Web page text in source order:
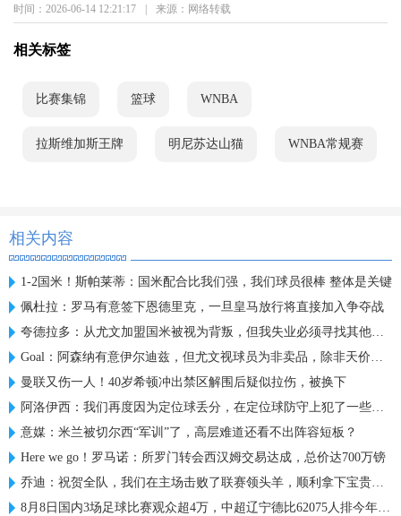
时间：2026-06-14 12:21:17 来源：网络转载
相关标签
比赛集锦 篮球 WNBA
拉斯维加斯王牌 明尼苏达山猫 WNBA常规赛
相关内容
1-2国米！斯帕莱蒂：国米配合比我们强，我们球员很棒 整体是关键
佩杜拉：罗马有意签下恩德里克，一旦皇马放行将直接加入争夺战
夸德拉多：从尤文加盟国米被视为背叛，但我失业必须寻找其他选择
Goal：阿森纳有意伊尔迪兹，但尤文视球员为非卖品，除非天价购买
曼联又伤一人！40岁希顿冲出禁区解围后疑似拉伤，被换下
阿洛伊西：我们再度因为定位球丢分，在定位球防守上犯了一些错误
意媒：米兰被切尔西“军训”了，高层难道还看不出阵容短板？
Here we go！罗马诺：所罗门转会西汉姆交易达成，总价达700万镑
乔迪：祝贺全队，我们在主场击败了联赛领头羊，顺利拿下宝贵三分
8月8日国内3场足球比赛观众超4万，中超辽宁德比62075人排今年第6